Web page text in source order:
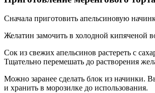
Сначала приготовить апельсиновую
Желатин замочить в холодной кипяченой
Сок из свежих апельсинов растереть с
Тщательно перемешать до растворения
Можно заранее сделать блок из начинки.
и хранить в морозилке до использования.